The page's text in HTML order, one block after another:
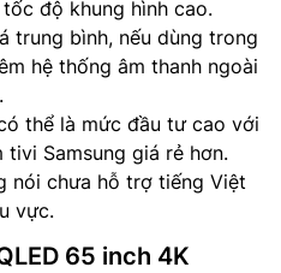
độ khung hình cao.
trung bình, nếu dùng trong
hệ thống âm thanh ngoài
thể là mức đầu tư cao với
Samsung giá rẻ hơn.
nói chưa hỗ trợ tiếng Việt
vực.
65 inch 4K